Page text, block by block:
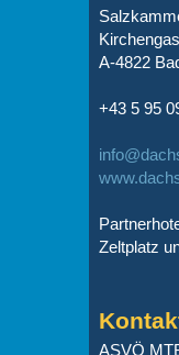
A-4822
+43 5 95
Zeltplatz
ASVÖ